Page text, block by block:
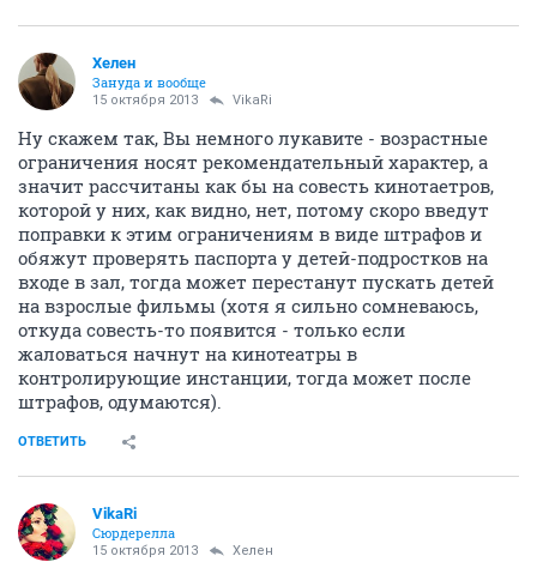
Хелен
Зануда и вообще
15 октября 2013 VikaRi
Ну скажем так, Вы немного лукавите - возрастные
ограничения носят рекомендательный характер, а
значит рассчитаны как бы на совесть кинотаетров,
которой у них, как видно, нет, потому скоро введут
поправки к этим ограничениям в виде штрафов и
обяжут проверять паспорта у детей-подростков на
входе в зал, тогда может перестанут пускать детей
на взрослые фильмы (хотя я сильно сомневаюсь,
откуда совесть-то появится - только если
жаловаться начнут на кинотеатры в
контролирующие инстанции, тогда может после
штрафов, одумаются).
ОТВЕТИТЬ
VikaRi
Сюрдерелла
15 октября 2013 Хелен